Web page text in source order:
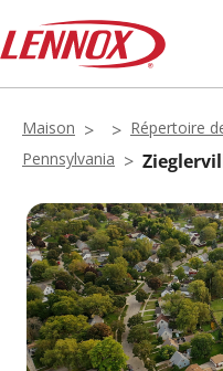
Maison
Répertoire
Pennsylvania